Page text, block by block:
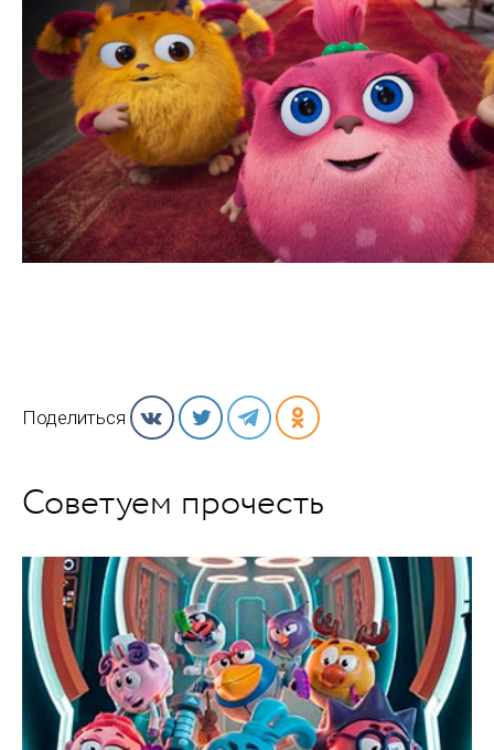
Поделиться
Советуем прочесть